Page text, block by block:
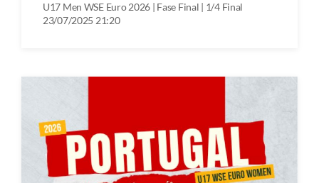
U17 Men WSE Euro 2026 | Fase Final | 1/4 Final
23/07/2025 21:20